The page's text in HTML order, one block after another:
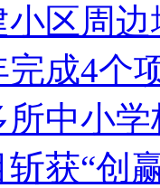
区周
成4个
中小
获“创